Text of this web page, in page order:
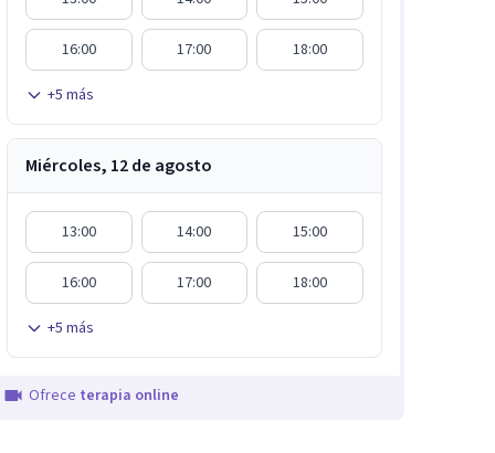
16:00 17:00 18:00
+5 más
Miércoles, 12 de agosto
13:00 14:00 15:00
16:00 17:00 18:00
+5 más
Ofrece terapia online